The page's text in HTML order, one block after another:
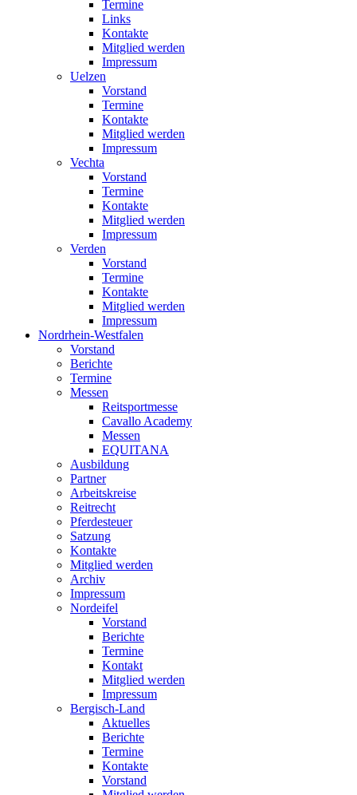
Termine
Links
Kontakte
Mitglied werden
Impressum
Uelzen
Vorstand
Termine
Kontakte
Mitglied werden
Impressum
Vechta
Vorstand
Termine
Kontakte
Mitglied werden
Impressum
Verden
Vorstand
Termine
Kontakte
Mitglied werden
Impressum
Nordrhein-Westfalen
Vorstand
Berichte
Termine
Messen
Reitsportmesse
Cavallo Academy
Messen
EQUITANA
Ausbildung
Partner
Arbeitskreise
Reitrecht
Pferdesteuer
Satzung
Kontakte
Mitglied werden
Archiv
Impressum
Nordeifel
Vorstand
Berichte
Termine
Kontakt
Mitglied werden
Impressum
Bergisch-Land
Aktuelles
Berichte
Termine
Kontakte
Vorstand